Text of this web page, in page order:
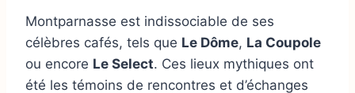
Montparnasse est indissociable de ses
célèbres cafés, tels que Le Dôme, La Coupole
ou encore Le Select. Ces lieux mythiques ont
été les témoins de rencontres et d’échanges